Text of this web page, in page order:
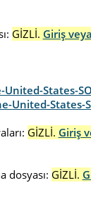
GİZLİ. Giriş
States-
United-States-
GİZLİ. Giriş
dosyası: GİZLİ.